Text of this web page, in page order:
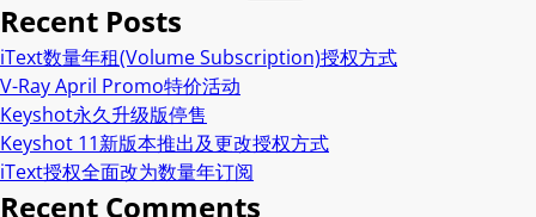
Recent Posts
iText数量年租(Volume Subscription)授权方式
V-Ray April Promo特价活动
Keyshot永久升级版停售
Keyshot 11新版本推出及更改授权方式
iText授权全面改为数量年订阅
Recent Comments